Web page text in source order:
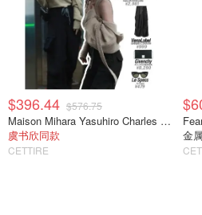
$396.44 $576.75
Maison Mihara Yasuhiro Charles 系带休闲鞋
虞书欣同款
CETTIRE
金